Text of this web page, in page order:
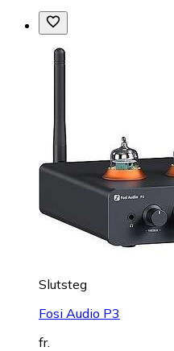
Slutsteg
Fosi Audio P3
fr.